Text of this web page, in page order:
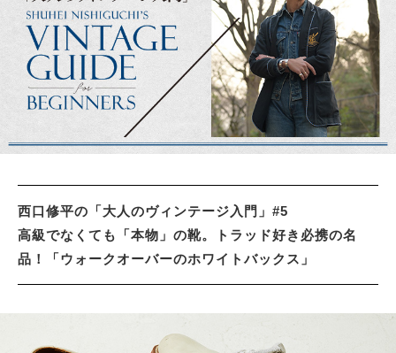
西口修平の「大人のヴィンテージ入門」#5
高級でなくても「本物」の靴。トラッド好き必携の名
品！「ウォークオーバーのホワイトバックス」
サイトマップ